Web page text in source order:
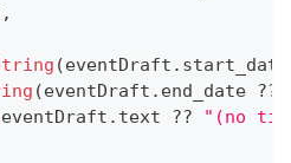
,
(eventDraft .
(eventDraft . end_date ??
eventDraft . text ??
"(no